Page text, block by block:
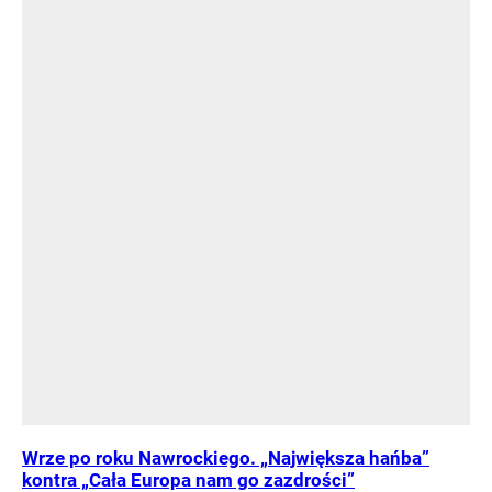
Wrze po roku Nawrockiego. „Największa hańba”
kontra „Cała Europa nam go zazdrości”